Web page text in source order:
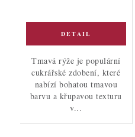
Tmavá rýže je populární
cukrářské zdobení, které
nabízí bohatou tmavou
barvu a křupavou texturu
v...